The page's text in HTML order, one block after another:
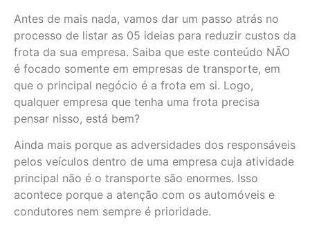
Antes de mais nada, vamos dar um passo atrás no
processo de listar as 05 ideias para reduzir custos da
frota da sua empresa. Saiba que este conteúdo NÃO
é focado somente em empresas de transporte, em
que o principal negócio é a frota em si. Logo,
qualquer empresa que tenha uma frota precisa
pensar nisso, está bem?
Ainda mais porque as adversidades dos responsáveis
pelos veículos dentro de uma empresa cuja atividade
principal não é o transporte são enormes. Isso
acontece porque a atenção com os automóveis e
condutores nem sempre é prioridade.